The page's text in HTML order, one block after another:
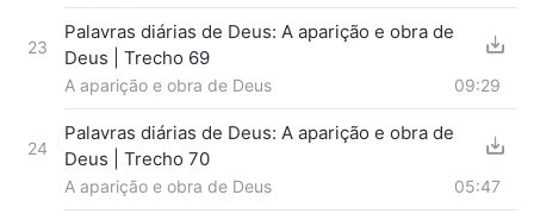
23
Palavras diárias de Deus: A aparição e obra de
Deus | Trecho 69
A aparição e obra de Deus 09:29
24
Palavras diárias de Deus: A aparição e obra de
Deus | Trecho 70
A aparição e obra de Deus 05:47